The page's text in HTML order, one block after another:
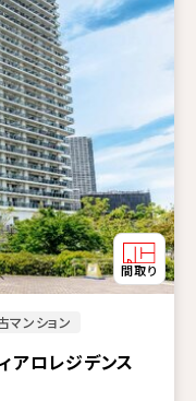
マンション
アロレジデンス